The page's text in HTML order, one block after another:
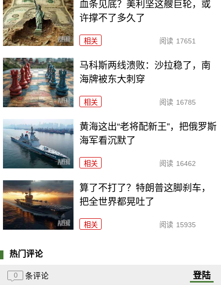
血条见底？美利坚这艘巨轮，或
许撑不了多久了
相关 阅读 17651
马科斯两线溃败：沙拉稳了，南
海牌被东大刺穿
相关 阅读 16785
黄海这出“老将配新王”，把俄罗斯
海军看沉默了
相关 阅读 16462
算了不打了？特朗普这脚刹车，
把全世界都晃吐了
相关 阅读 15935
热门评论
0 条评论 登陆